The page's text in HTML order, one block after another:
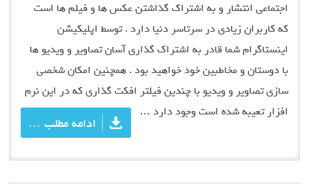
اجتماعی انتشار و به اشتراک گذاشتن عکس ها و فیلم ها است
که کاربران زیادی در سرتاسر دنیا دارد . توسط اپلیکیشن
اینستاگرام شما قادر به اشتراک گذاری آسان تصاویر و ویدیو ها
با دوستان و مخاطبین خود خواهید بود . همچنین امکان شخصی
سازی تصاویر و ویدیو با چندین فیلتر افکت گذاری که در این نرم
افزار تعیبه شده است وجود دارد …
ادامه مطلب …